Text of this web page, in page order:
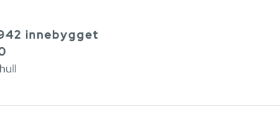
innebygget